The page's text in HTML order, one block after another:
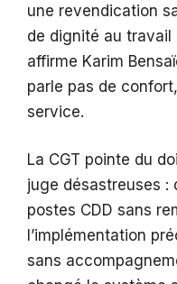
une revendication
de dignité au travail
affirme Karim
parle pas de
service.
La CGT pointe du
juge désastreuses :
postes CDD sans
l’implémentation
sans